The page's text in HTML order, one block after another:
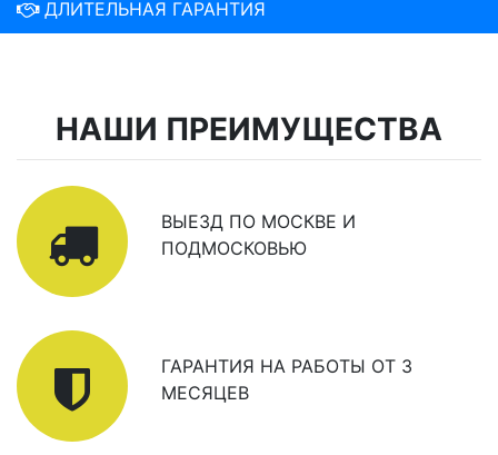
ДЛИТЕЛЬНАЯ ГАРАНТИЯ
НАШИ ПРЕИМУЩЕСТВА
ВЫЕЗД ПО МОСКВЕ И
ПОДМОСКОВЬЮ
ГАРАНТИЯ НА РАБОТЫ ОТ 3
МЕСЯЦЕВ